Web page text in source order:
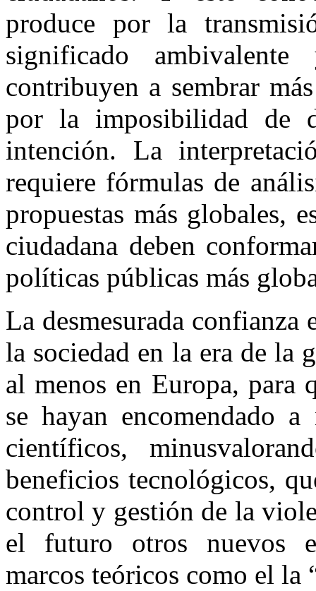
produce por la
significado
contribuyen a sembrar
por la imposibilidad de
intención. La
requiere fórmulas de
propuestas más globales,
ciudadana deben
políticas públicas más
La desmesurada
la sociedad en la era de la
al menos en Europa, para
se hayan encomendado
científicos,
beneficios tecnológicos,
control y gestión de la
el futuro otros nuevos
marcos teóricos como el la